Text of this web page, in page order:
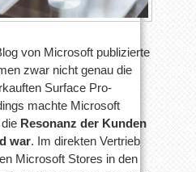
von Microsoft publizierte
zwar nicht genau die
Surface Pro-
machte Microsoft
Resonanz der Kunden
war. Im direkten Vertrieb
Microsoft Stores in den